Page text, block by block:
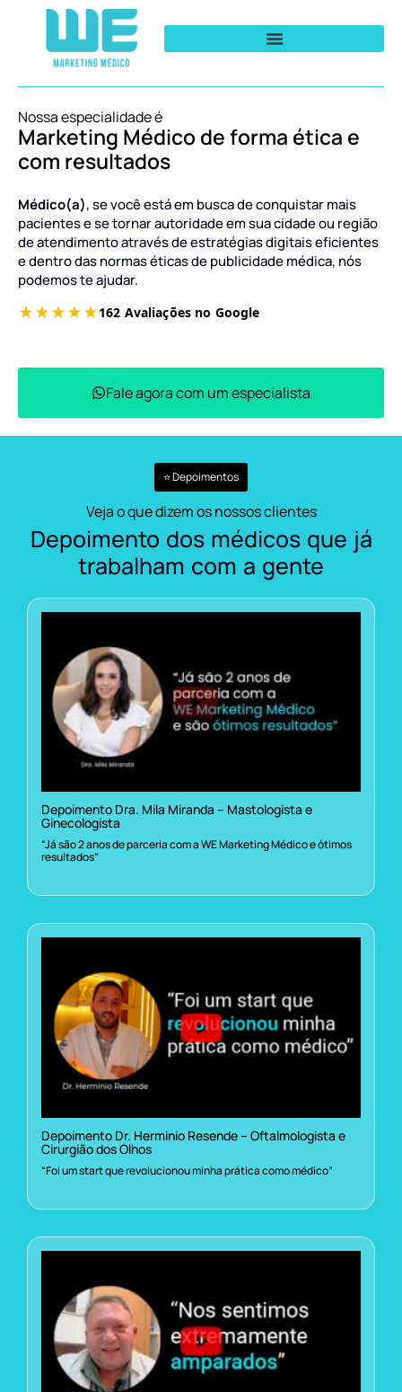
Nossa especialidade é
Marketing Médico de forma ética e
com resultados
Médico(a), se você está em busca de conquistar mais
pacientes e se tornar autoridade em sua cidade ou região
de atendimento através de estratégias digitais eficientes
e dentro das normas éticas de publicidade médica, nós
podemos te ajudar.
Fale agora com um especialista
⭐ Depoimentos
Veja o que dizem os nossos clientes
Depoimento dos médicos que já
trabalham com a gente
Depoimento Dra. Mila Miranda – Mastologista e
Ginecologista
“Já são 2 anos de parceria com a WE Marketing Médico e ótimos
resultados”
Depoimento Dr. Herminio Resende – Oftalmologista e
Cirurgião dos Olhos
“Foi um start que revolucionou minha prática como médico”